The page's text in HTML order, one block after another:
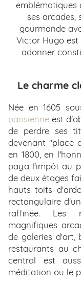
emblématiques
ses arcades,
gourmande
Victor Hugo est
adonner
Le charme
Née en 1605
parisienne est
de perdre ses
devenant "place
en 1800, en
paya l'impôt au
de deux étages
hauts toits
rectangulaire
raffinée. Les
magnifiques
de galeries d'art,
restaurants au
central est
méditation ou le